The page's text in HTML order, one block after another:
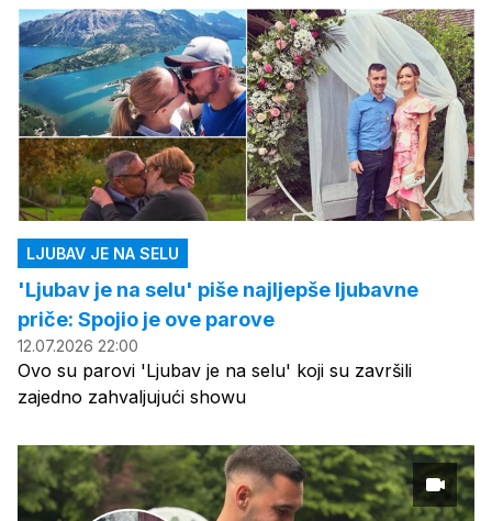
LJUBAV JE NA SELU
'Ljubav je na selu' piše najljepše ljubavne
priče: Spojio je ove parove
12.07.2026 22:00
Ovo su parovi 'Ljubav je na selu' koji su završili
zajedno zahvaljujući showu